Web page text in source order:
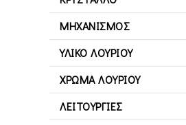
ΜΗΧΑΝΙΣΜΌΣ
ΥΛΙΚΌ ΛΟΥΡΙΟΎ
ΧΡΏΜΑ ΛΟΥΡΙΟΎ
ΛΕΙΤΟΥΡΓΊΕΣ